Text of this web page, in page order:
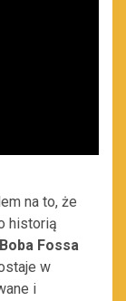
na to, że
historią
Fossa
w
i